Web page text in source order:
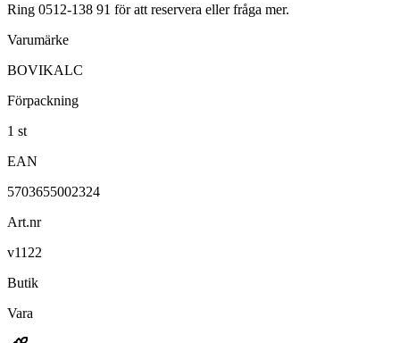
Ring 0512-138 91 för att reservera eller fråga mer.
Varumärke
BOVIKALC
Förpackning
1 st
EAN
5703655002324
Art.nr
v1122
Butik
Vara